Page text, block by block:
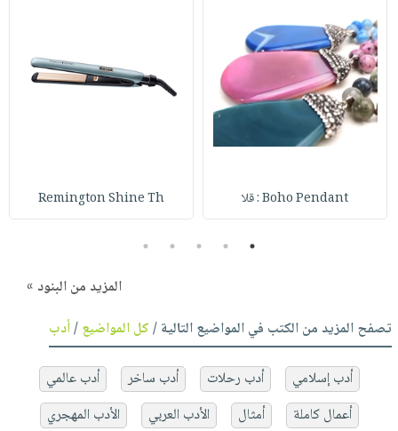
Boho Pendant : قلا Remington Shine Th
1
2
3
4
5
المزيد من البنود »
تصفح المزيد من الكتب في المواضيع التالية /كل المواضيع/أدب
أدب إسلامي أدب رحلات أدب ساخر
أدب عالمي
أعمال كاملة
أمثال الأدب العربي
الأدب المهجري